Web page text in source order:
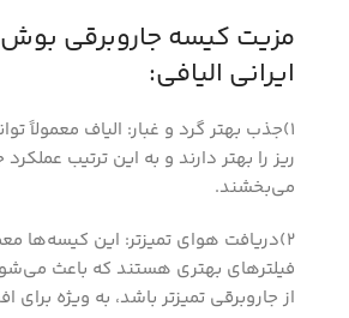
ایرانی الیافی:
1)جذب بهتر گرد و غبار: الیاف معمولاً
ریز را بهتر دارند و به این ترتیب عملکرد
می‌بخشند.
2)دریافت هوای تمیزتر: این کیسه‌ها
فیلترهای بهتری هستند که باعث
از جاروبرقی تمیزتر باشد، به ویژه برای